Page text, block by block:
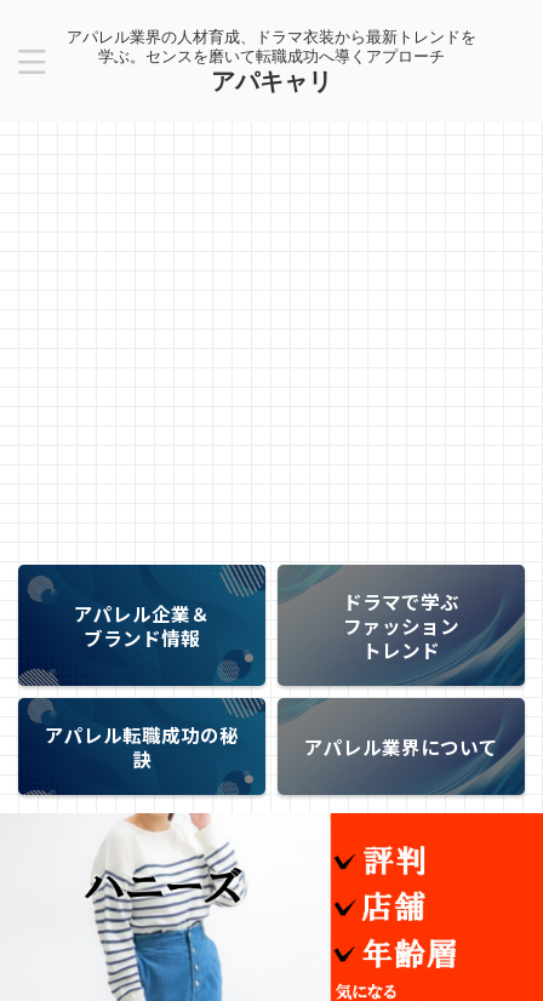
アパレル業界の人材育成、ドラマ衣装から最新トレンドを
学ぶ。センスを磨いて転職成功へ導くアプローチ
アパキャリ
アパレル企業＆
ブランド情報
ドラマで学ぶ
ファッション
トレンド
アパレル転職成功の秘
訣
アパレル業界について